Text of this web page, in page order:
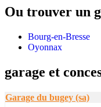
Ou trouver un
Bourg-en-Bresse
Oyonnax
garage et
Garage du bugey (sa)